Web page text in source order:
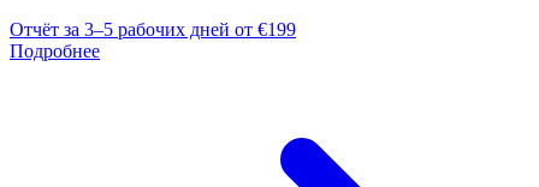
Отчёт за 3–5 рабочих дней от €199
Подробнее